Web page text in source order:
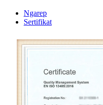
Ngarep
Sertifikat